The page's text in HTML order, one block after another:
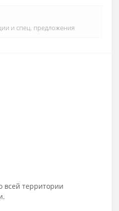
и спец. предложения
всей территории